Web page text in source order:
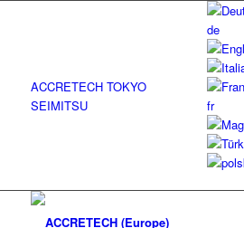
de
fr
ACCRETECH TOKYO
SEIMITSU